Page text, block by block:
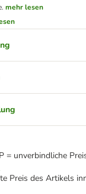
mehr lesen
= unverbindliche
Preis des Artikels